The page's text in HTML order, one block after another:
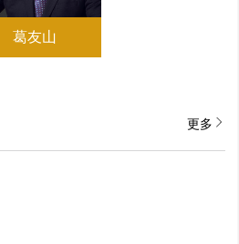
葛友山
更多